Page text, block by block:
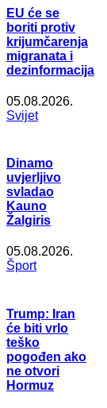
EU će se
boriti protiv
krijumčarenja
migranata i
dezinformacija
05.08.2026.
Svijet
Dinamo
uvjerljivo
svladao
Kauno
Žalgiris
05.08.2026.
Šport
Trump: Iran
će biti vrlo
teško
pogođen ako
ne otvori
Hormuz